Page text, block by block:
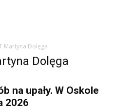
Martyna Dolęga
Dolęga
na upały. W Oskole
2026